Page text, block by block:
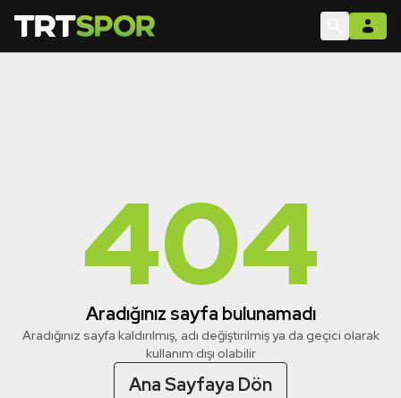
404
Aradığınız sayfa bulunamadı
Aradığınız sayfa kaldırılmış, adı değiştirilmiş ya da geçici olarak
kullanım dışı olabilir
Ana Sayfaya Dön